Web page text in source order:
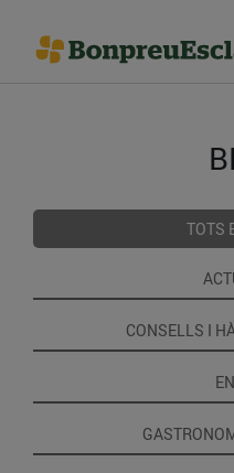
TOTS
CONSELLS I